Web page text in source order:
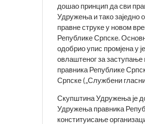
дошао принцип да сви
Удружења и тако заједно
правне струке у новом
Републике Српске.
одобрио упис промјена у
овлаштеног за
правника Републике
Српске („Службени
Скупштина Удружења је
Удружења правника
конституисање